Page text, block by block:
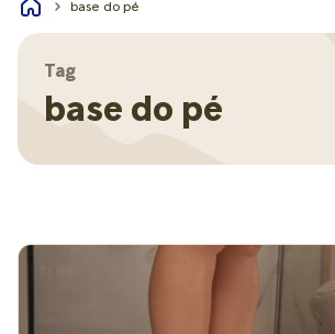
base do pé
Tag
base do pé